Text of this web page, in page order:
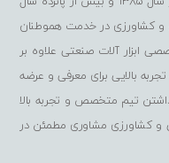
و کشاورزی در خدمت هموطنان
آلات صنعتی علاوه بر
بالایی برای معرفی و عرضه
داشتن تیم متخصص و تجربه بالا
و کشاورزی مشاوری مطمئن در